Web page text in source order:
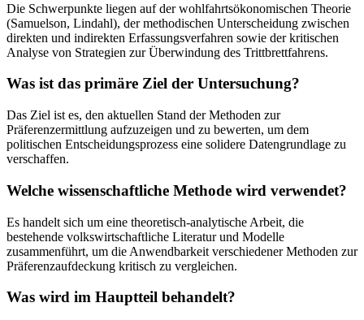
Die Schwerpunkte liegen auf der wohlfahrtsökonomischen Theorie
(Samuelson, Lindahl), der methodischen Unterscheidung zwischen
direkten und indirekten Erfassungsverfahren sowie der kritischen
Analyse von Strategien zur Überwindung des Trittbrettfahrens.
Was ist das primäre Ziel der Untersuchung?
Das Ziel ist es, den aktuellen Stand der Methoden zur
Präferenzermittlung aufzuzeigen und zu bewerten, um dem
politischen Entscheidungsprozess eine solidere Datengrundlage zu
verschaffen.
Welche wissenschaftliche Methode wird verwendet?
Es handelt sich um eine theoretisch-analytische Arbeit, die
bestehende volkswirtschaftliche Literatur und Modelle
zusammenführt, um die Anwendbarkeit verschiedener Methoden zur
Präferenzaufdeckung kritisch zu vergleichen.
Was wird im Hauptteil behandelt?